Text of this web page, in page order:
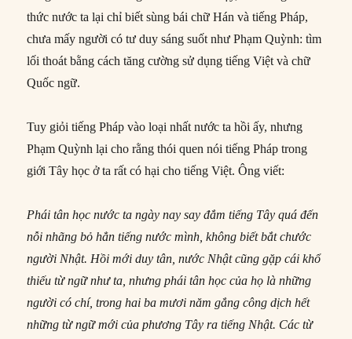
thức nước ta lại chỉ biết sùng bái chữ Hán và tiếng Pháp,
chưa mấy người có tư duy sáng suốt như Phạm Quỳnh: tìm
lối thoát bằng cách tăng cường sử dụng tiếng Việt và chữ
Quốc ngữ.
Tuy giỏi tiếng Pháp vào loại nhất nước ta hồi ấy, nhưng
Phạm Quỳnh lại cho rằng thói quen nói tiếng Pháp trong
giới Tây học ở ta rất có hại cho tiếng Việt. Ông viết:
Phái tân học nước ta ngày nay say đắm tiếng Tây quá đến
nỗi nhãng bỏ hẳn tiếng nước mình, không biết bắt chước
người Nhật. Hồi mới duy tân, nước Nhật cũng gặp cái khổ
thiếu từ ngữ như ta, nhưng phái tân học của họ là những
người có chí, trong hai ba mươi năm gắng công dịch hết
những từ ngữ mới của phương Tây ra tiếng Nhật. Các từ